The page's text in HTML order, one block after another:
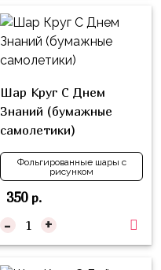
Шар Круг С Днем
Знаний (бумажные
самолетики)
Фольгированные шары с
рисунком
350р.
- +